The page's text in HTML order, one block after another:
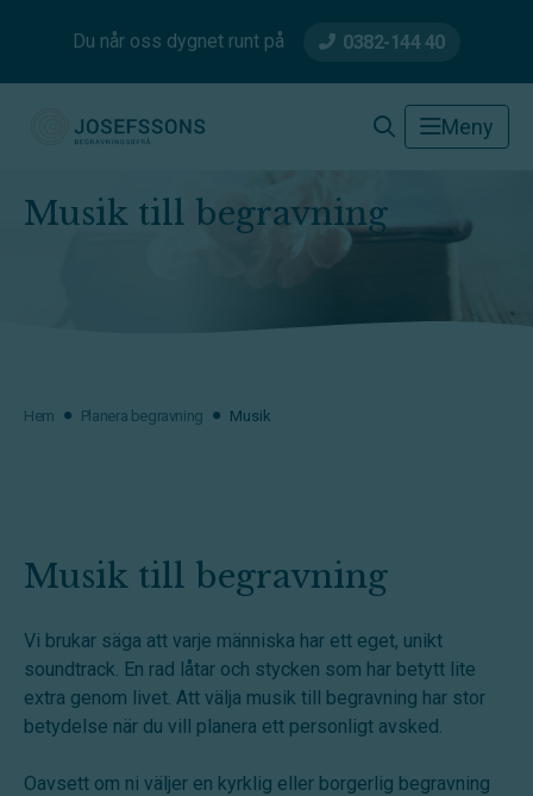
Du når oss dygnet runt på 0382-144 40
Josefssons Begravningsbyrå Meny
Musik till begravning
Hem Planera begravning Musik
Musik till begravning
Vi brukar säga att varje människa har ett eget, unikt
soundtrack. En rad låtar och stycken som har betytt lite
extra genom livet. Att välja musik till begravning har stor
betydelse när du vill planera ett personligt avsked.
Oavsett om ni väljer en kyrklig eller borgerlig begravning